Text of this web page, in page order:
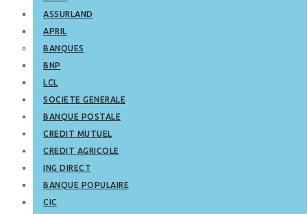
ASSURLAND
APRIL
BANQUES
BNP
LCL
SOCIETE GENERALE
BANQUE POSTALE
CREDIT MUTUEL
CREDIT AGRICOLE
ING DIRECT
BANQUE POPULAIRE
CIC